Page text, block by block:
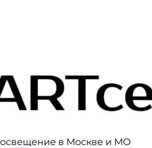
в Москве и МО